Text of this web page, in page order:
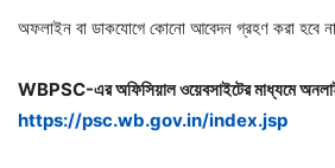
অফলাইন বা ডাকযোগে কোনো আবেদন গ্রহণ করা হবে
WBPSC-এর অফিসিয়াল ওয়েবসাইটের মাধ্যমে
https://psc.wb.gov.in/index.jsp